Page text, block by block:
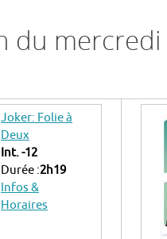
du
Joker: Folie à
Deux
Int. -12
Durée :2h19
Infos &
Horaires